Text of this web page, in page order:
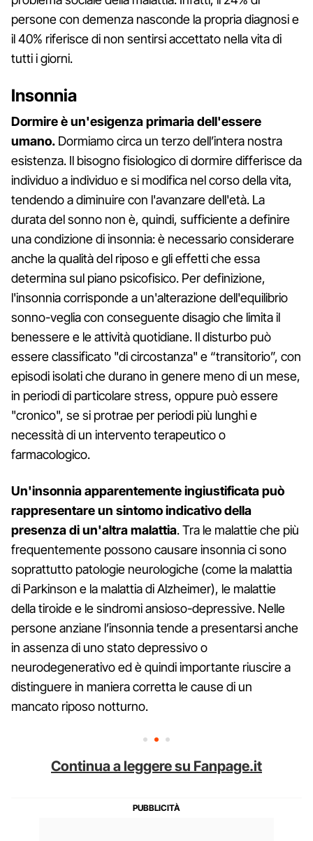
persone con demenza nasconde la propria diagnosi e
il 40% riferisce di non sentirsi accettato nella vita di
tutti i giorni.
Insonnia
Dormire è un'esigenza primaria dell'essere
umano. Dormiamo circa un terzo dell’intera nostra
esistenza. Il bisogno fisiologico di dormire differisce da
individuo a individuo e si modifica nel corso della vita,
tendendo a diminuire con l'avanzare dell'età. La
durata del sonno non è, quindi, sufficiente a definire
una condizione di insonnia: è necessario considerare
anche la qualità del riposo e gli effetti che essa
determina sul piano psicofisico. Per definizione,
l'insonnia corrisponde a un'alterazione dell'equilibrio
sonno-veglia con conseguente disagio che limita il
benessere e le attività quotidiane. Il disturbo può
essere classificato "di circostanza" e “transitorio”, con
episodi isolati che durano in genere meno di un mese,
in periodi di particolare stress, oppure può essere
"cronico", se si protrae per periodi più lunghi e
necessità di un intervento terapeutico o
farmacologico.
Un'insonnia apparentemente ingiustificata può
rappresentare un sintomo indicativo della
presenza di un'altra malattia. Tra le malattie che più
frequentemente possono causare insonnia ci sono
soprattutto patologie neurologiche (come la malattia
di Parkinson e la malattia di Alzheimer), le malattie
della tiroide e le sindromi ansioso-depressive. Nelle
persone anziane l’insonnia tende a presentarsi anche
in assenza di uno stato depressivo o
neurodegenerativo ed è quindi importante riuscire a
distinguere in maniera corretta le cause di un
mancato riposo notturno.
Continua a leggere su Fanpage.it